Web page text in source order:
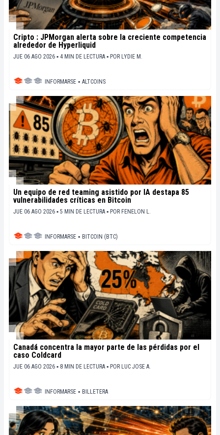
Cripto : JPMorgan alerta sobre la creciente competencia
alrededor de Hyperliquid
JUE 06 AGO 2026 ▪ 4 MIN DE LECTURA ▪ POR LYDIE M.
INFORMARSE ▪ ALTCOINS
Un equipo de red teaming asistido por IA destapa 85
vulnerabilidades críticas en Bitcoin
JUE 06 AGO 2026 ▪ 5 MIN DE LECTURA ▪ POR FENELON L.
INFORMARSE ▪ BITCOIN (BTC)
Canadá concentra la mayor parte de las pérdidas por el
caso Coldcard
JUE 06 AGO 2026 ▪ 8 MIN DE LECTURA ▪ POR LUC JOSE A.
INFORMARSE ▪ BILLETERA